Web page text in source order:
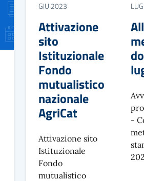
GIU 2023
Attivazione
sito
Istituzionale
Fondo
mutualistico
nazionale
AgriCat
Attivazione sito
Istituzionale
Fondo
mutualistico
-